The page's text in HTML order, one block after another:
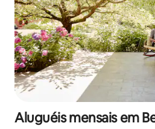
Aluguéis mensais em